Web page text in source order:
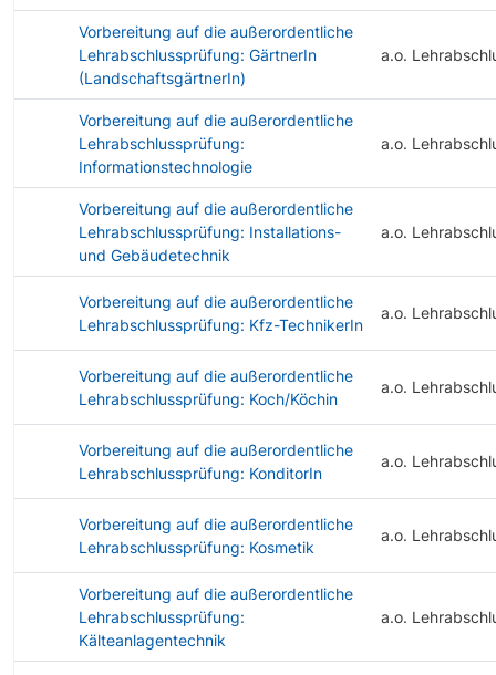
Vorbereitung auf die außerordentliche
Lehrabschlussprüfung: GärtnerIn
(LandschaftsgärtnerIn)
a.o.
Vorbereitung auf die außerordentliche
Lehrabschlussprüfung:
Informationstechnologie
a.o.
Vorbereitung auf die außerordentliche
Lehrabschlussprüfung: Installations-
und Gebäudetechnik
a.o.
Vorbereitung auf die außerordentliche
Lehrabschlussprüfung: Kfz-TechnikerIn
a.o.
Vorbereitung auf die außerordentliche
Lehrabschlussprüfung: Koch/Köchin
a.o.
Vorbereitung auf die außerordentliche
Lehrabschlussprüfung: KonditorIn
a.o.
Vorbereitung auf die außerordentliche
Lehrabschlussprüfung: Kosmetik
a.o.
Vorbereitung auf die außerordentliche
Lehrabschlussprüfung:
Kälteanlagentechnik
a.o.